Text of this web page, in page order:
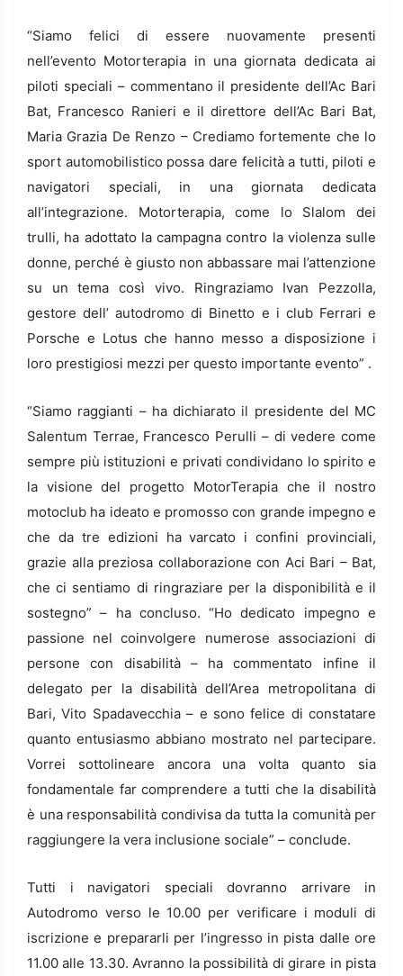
“Siamo felici di essere nuovamente presenti
nell’evento Motorterapia in una giornata dedicata ai
piloti speciali – commentano il presidente dell’Ac Bari
Bat, Francesco Ranieri e il direttore dell’Ac Bari Bat,
Maria Grazia De Renzo – Crediamo fortemente che lo
sport automobilistico possa dare felicità a tutti, piloti e
navigatori speciali, in una giornata dedicata
all’integrazione. Motorterapia, come lo Slalom dei
trulli, ha adottato la campagna contro la violenza sulle
donne, perché è giusto non abbassare mai l’attenzione
su un tema così vivo. Ringraziamo Ivan Pezzolla,
gestore dell’ autodromo di Binetto e i club Ferrari e
Porsche e Lotus che hanno messo a disposizione i
loro prestigiosi mezzi per questo importante evento” .
“Siamo raggianti – ha dichiarato il presidente del MC
Salentum Terrae, Francesco Perulli – di vedere come
sempre più istituzioni e privati condividano lo spirito e
la visione del progetto MotorTerapia che il nostro
motoclub ha ideato e promosso con grande impegno e
che da tre edizioni ha varcato i confini provinciali,
grazie alla preziosa collaborazione con Aci Bari – Bat,
che ci sentiamo di ringraziare per la disponibilità e il
sostegno” – ha concluso. “Ho dedicato impegno e
passione nel coinvolgere numerose associazioni di
persone con disabilità – ha commentato infine il
delegato per la disabilità dell’Area metropolitana di
Bari, Vito Spadavecchia – e sono felice di constatare
quanto entusiasmo abbiano mostrato nel partecipare.
Vorrei sottolineare ancora una volta quanto sia
fondamentale far comprendere a tutti che la disabilità
è una responsabilità condivisa da tutta la comunità per
raggiungere la vera inclusione sociale” – conclude.
Tutti i navigatori speciali dovranno arrivare in
Autodromo verso le 10.00 per verificare i moduli di
iscrizione e prepararli per l’ingresso in pista dalle ore
11.00 alle 13.30. Avranno la possibilità di girare in pista